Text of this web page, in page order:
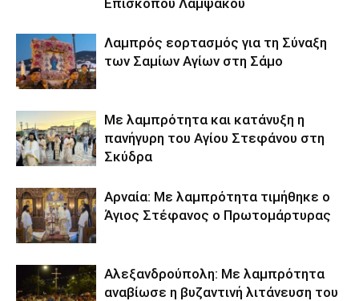
Λαμπρός εορτασμός για τη Σύναξη
των Σαμίων Αγίων στη Σάμο
Με λαμπρότητα και κατάνυξη η
πανήγυρη του Αγίου Στεφάνου στη
Σκύδρα
Αρναία: Με λαμπρότητα τιμήθηκε ο
Άγιος Στέφανος ο Πρωτομάρτυρας
Αλεξανδρούπολη: Με λαμπρότητα
αναβίωσε η βυζαντινή λιτάνευση του